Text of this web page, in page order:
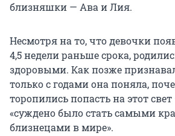
близняшки — Ава и Лия.
Несмотря на то, что девочки
4,5 недели раньше срока,
здоровыми. Как позже
только с годами она поняла,
торопились попасть на этот
«суждено было стать самыми
близнецами в мире».